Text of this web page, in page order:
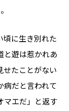
頃に生き別れた
と遊は惹かれあ
せたことがない
病だと言われて
マエだ」と返す